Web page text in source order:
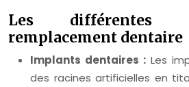
Les différentes
remplacement dentaire
Implants dentaires : Les
des racines artificielles en